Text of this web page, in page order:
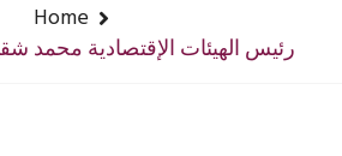
Home
رئيس الهيئات الإقتصادية محمد